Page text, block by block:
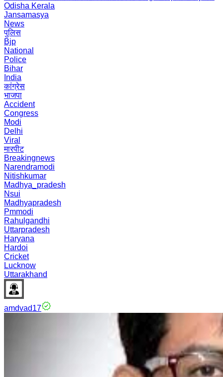
Odisha Kerala
Jansamasya
News
पुलिस
Bjp
National
Police
Bihar
India
कांग्रेस
भाजपा
Accident
Congress
Modi
Delhi
Viral
मारपीट
Breakingnews
Narendramodi
Nitishkumar
Madhya_pradesh
Nsui
Madhyapradesh
Pmmodi
Rahulgandhi
Uttarpradesh
Haryana
Hardoi
Cricket
Lucknow
Uttarakhand
amdvad17